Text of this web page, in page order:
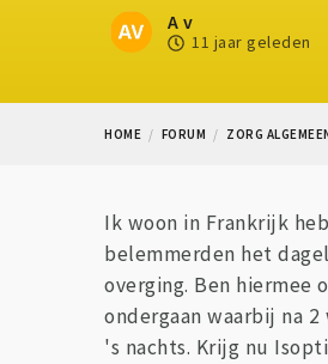
A v
11 jaar geleden
HOME FORUM ZORG
Ik woon in Frankrijk
belemmerden het
overging. Ben hiermee
ondergaan waarbij na
's nachts. Krijg nu